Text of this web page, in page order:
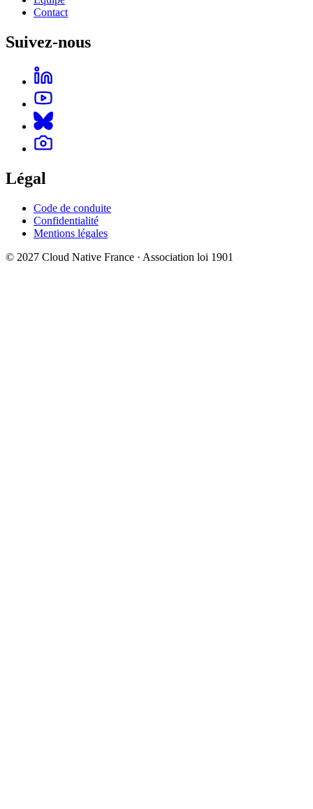
Contact
Suivez-nous
Légal
Code de conduite
Confidentialité
Mentions légales
© 2027 Cloud Native France · Association loi 1901